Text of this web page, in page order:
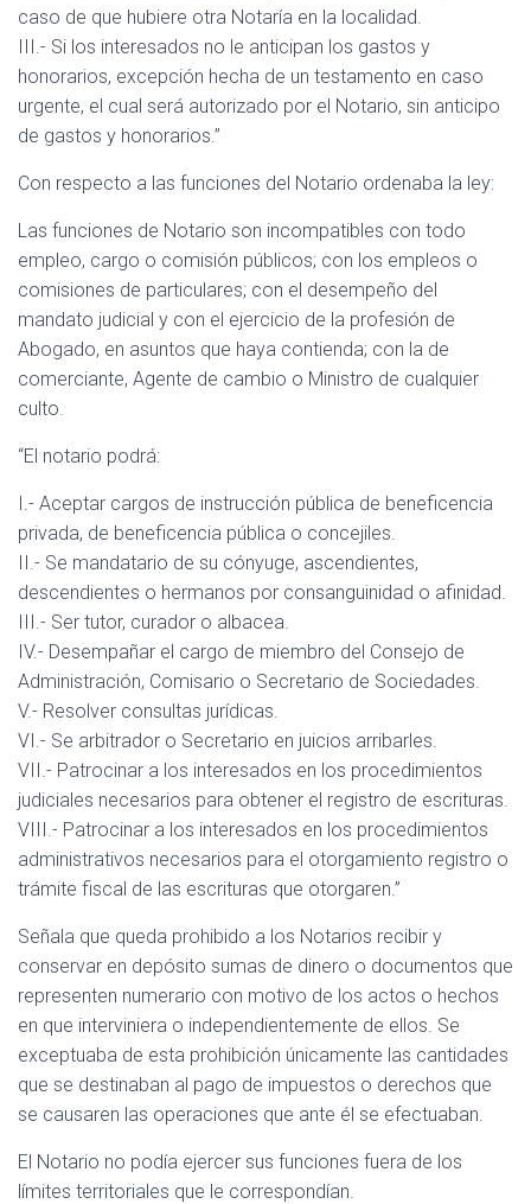
caso de que hubiere otra Notaría en la localidad.
III.- Si los interesados no le anticipan los gastos y
honorarios, excepción hecha de un testamento en caso
urgente, el cual será autorizado por el Notario, sin anticipo
de gastos y honorarios.”
Con respecto a las funciones del Notario ordenaba la ley:
Las funciones de Notario son incompatibles con todo
empleo, cargo o comisión públicos; con los empleos o
comisiones de particulares; con el desempeño del
mandato judicial y con el ejercicio de la profesión de
Abogado, en asuntos que haya contienda; con la de
comerciante, Agente de cambio o Ministro de cualquier
culto.
“El notario podrá:
I.- Aceptar cargos de instrucción pública de beneficencia
privada, de beneficencia pública o concejiles.
II.- Se mandatario de su cónyuge, ascendientes,
descendientes o hermanos por consanguinidad o afinidad.
III.- Ser tutor, curador o albacea.
IV.- Desempañar el cargo de miembro del Consejo de
Administración, Comisario o Secretario de Sociedades.
V.- Resolver consultas jurídicas.
VI.- Se arbitrador o Secretario en juicios arribarles.
VII.- Patrocinar a los interesados en los procedimientos
judiciales necesarios para obtener el registro de escrituras.
VIII.- Patrocinar a los interesados en los procedimientos
administrativos necesarios para el otorgamiento registro o
trámite fiscal de las escrituras que otorgaren.”
Señala que queda prohibido a los Notarios recibir y
conservar en depósito sumas de dinero o documentos que
representen numerario con motivo de los actos o hechos
en que interviniera o independientemente de ellos. Se
exceptuaba de esta prohibición únicamente las cantidades
que se destinaban al pago de impuestos o derechos que
se causaren las operaciones que ante él se efectuaban.
El Notario no podía ejercer sus funciones fuera de los
límites territoriales que le correspondían.